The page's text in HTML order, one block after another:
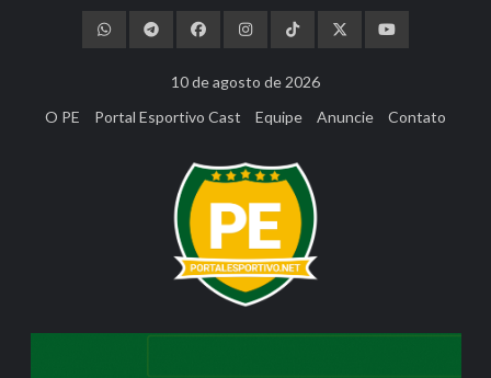
10 de agosto de 2026
O PE
Portal Esportivo Cast Equipe Anuncie Contato